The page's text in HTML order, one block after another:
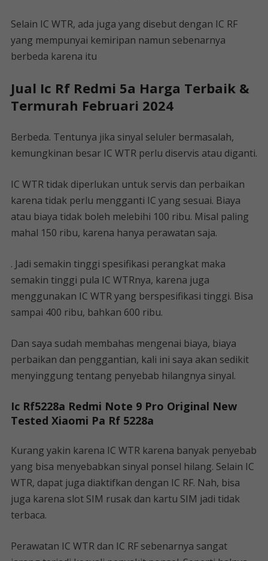
Selain IC WTR, ada juga yang disebut dengan IC RF
yang mempunyai kemiripan namun sebenarnya
berbeda karena itu
Jual Ic Rf Redmi 5a Harga Terbaik &
Termurah Februari 2024
Berbeda. Tentunya jika sinyal seluler bermasalah,
kemungkinan besar IC WTR perlu diservis atau diganti.
IC WTR tidak diperlukan untuk servis dan perbaikan
karena tidak perlu mengganti IC yang sesuai. Biaya
atau biaya tidak boleh melebihi 100 ribu. Misal paling
mahal 150 ribu, karena hanya perawatan saja.
. Jadi semakin tinggi spesifikasi perangkat maka
semakin tinggi pula IC WTRnya, karena juga
menggunakan IC WTR yang berspesifikasi tinggi. Bisa
sampai 400 ribu, bahkan 600 ribu.
Dan saya sudah membahas mengenai biaya, biaya
perbaikan dan penggantian, kali ini saya akan sedikit
menyinggung tentang penyebab hilangnya sinyal.
Ic Rf5228a Redmi Note 9 Pro Original New
Tested Xiaomi Pa Rf 5228a
Kurang yakin karena IC WTR karena banyak penyebab
yang bisa menyebabkan sinyal ponsel hilang. Selain IC
WTR, dapat juga diaktifkan dengan IC RF. Nah, bisa
juga karena slot SIM rusak dan kartu SIM jadi tidak
terbaca.
Perawatan IC WTR dan IC RF sebenarnya sangat